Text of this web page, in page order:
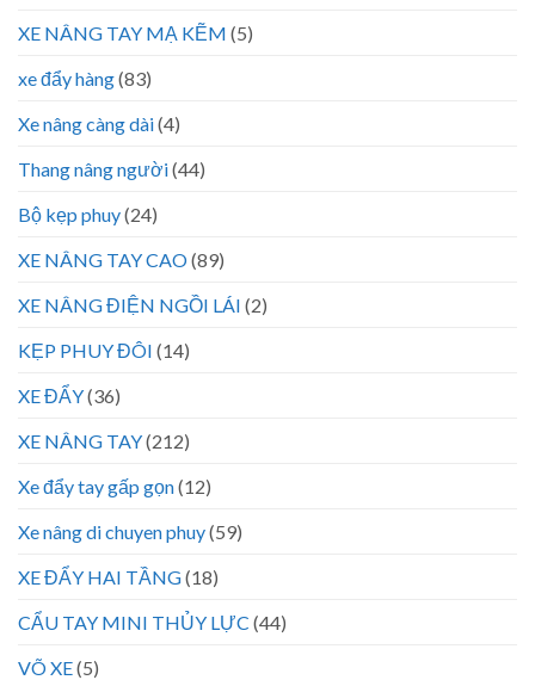
XE NÂNG TAY MẠ KẼM (5)
xe đẩy hàng(83)
Xe nâng càng dài(4)
Thang nâng người(44)
Bộ kẹp phuy(24)
XE NÂNG TAY CAO(89)
XE NÂNG ĐIỆN NGỒI LÁI (2)
KẸP PHUY ĐÔI (14)
XE ĐẨY(36)
XE NÂNG TAY(212)
Xe đẩy tay gấp gọn(12)
Xe nâng di chuyen phuy(59)
XE ĐẨY HAI TẦNG(18)
CẨU TAY MINI THỦY LỰC (44)
VÕ XE(5)